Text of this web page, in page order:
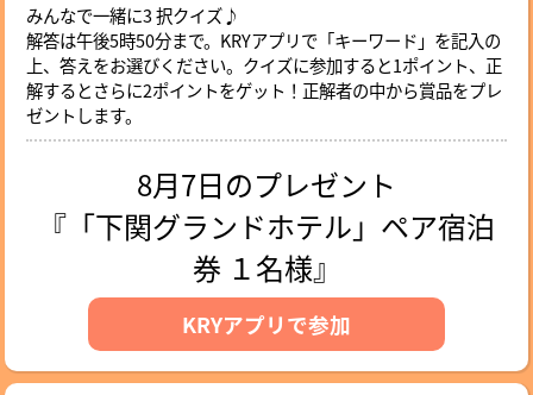
みんなで一緒に3 択クイズ♪
解答は午後5時50分まで。KRYアプリで「キーワード」を記入の
上、答えをお選びください。クイズに参加すると1ポイント、正
解するとさらに2ポイントをゲット！正解者の中から賞品をプレ
ゼントします。
8月7日のプレゼント
『「下関グランドホテル」ペア宿泊
券 １名様』
KRYアプリで参加